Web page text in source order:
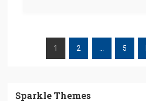
ΠΛΟΉΓΗΣΗ
1 2 … 5
Sparkle Themes